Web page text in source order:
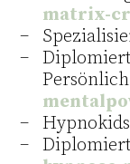
matrix-